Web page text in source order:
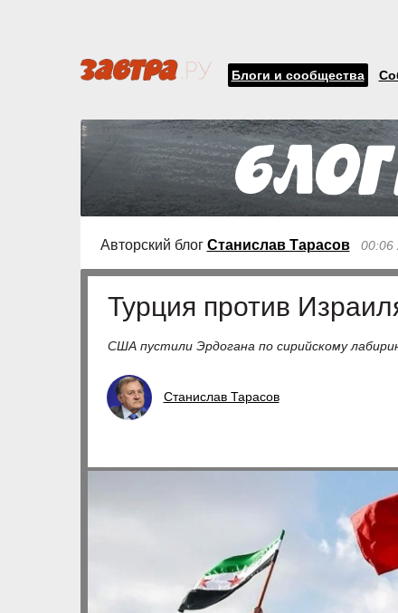
Блоги и сообщества
Авторский блог Станислав Тарасов 00:06
Турция против
США пустили Эрдогана по сирийскому
Станислав Тарасов